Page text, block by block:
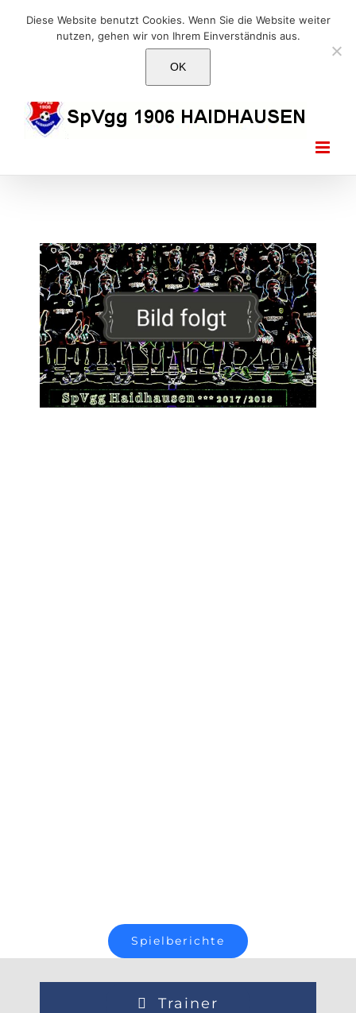
E-Mail: info@1906haidhausen.de
FacebookInstagram
E-
Spielberichte
Trainer
Diese Website benutzt Cookies. Wenn Sie die Website weiter
nutzen, gehen wir von Ihrem Einverständnis aus.
OK